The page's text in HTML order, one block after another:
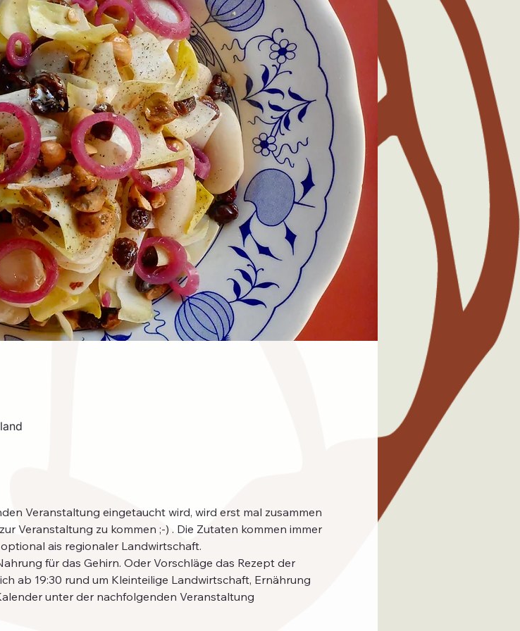
Veranstaltung eingetaucht wird, wird erst mal zusammen
Veranstaltung zu kommen ;-) . Die Zutaten kommen immer
ais regionaler Landwirtschaft.
ab 19:30 rund um Kleinteilige Landwirtschaft, Ernährung
unter der nachfolgenden Veranstaltung